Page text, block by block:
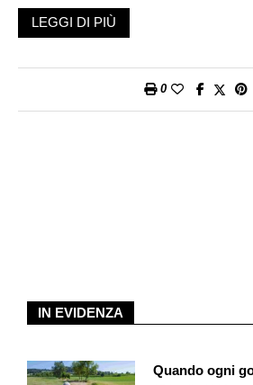
La mobilitazione della Global Sumud
tempi decine di migliaia di persone
beni essenziali destinati a chi, secondo
contro le 40 inizialmente previste. I
fiaccolata: 50 mila partecipanti hanno
LEGGI DI PIÙ
0
IN EVIDENZA
Quando ogni